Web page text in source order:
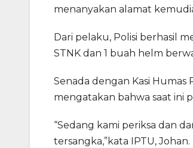
menanyakan alamat
Dari pelaku, Polisi berhasil
STNK dan 1 buah helm
Senada dengan Kasi Humas
mengatakan bahwa saat ini
“Sedang kami periksa dan
tersangka,”kata IPTU, Johan.